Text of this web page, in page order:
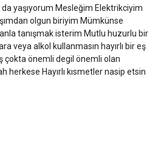
yaşıyorum Mesleğim Elektrikciyim
olgun biriyim Mümkünse
tanışmak isterim Mutlu huzurlu bir
veya alkol kullanmasın hayırlı bir eş
çokta önemli degil önemli olan
herkese Hayırlı kısmetler nasip etsin